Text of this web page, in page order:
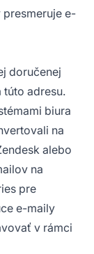
e-
doručenej
adresu.
biura
na
alebo
na
pre
e-maily
v rámci